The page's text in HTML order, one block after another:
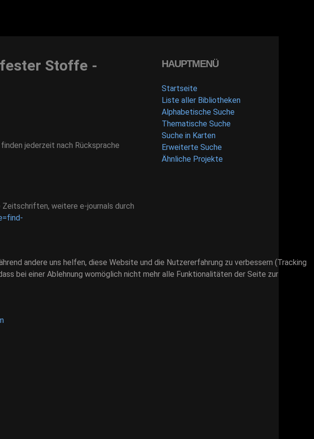
Stoffe -
finden jederzeit nach Rücksprache
weitere e-journals durch
HAUPTMENÜ
Startseite
Liste aller Bibliotheken
Alphabetische Suche
Thematische Suche
Suche in Karten
Erweiterte Suche
Ähnliche Projekte
andere uns helfen, diese Website und die Nutzererfahrung zu verbessern (Tracking
bei einer Ablehnung womöglich nicht mehr alle Funktionalitäten der Seite zur